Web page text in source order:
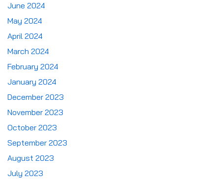
June 2024
May 2024
April 2024
March 2024
February 2024
January 2024
December 2023
November 2023
October 2023
September 2023
August 2023
July 2023